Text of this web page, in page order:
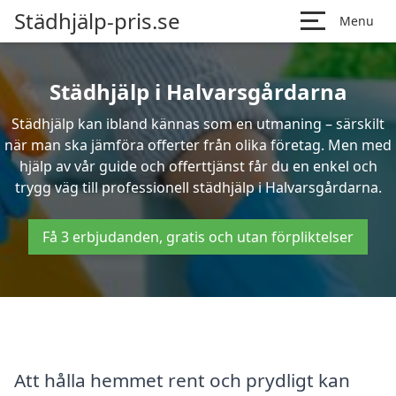
Städhjälp-pris.se Menu
Städhjälp i Halvarsgårdarna
Städhjälp kan ibland kännas som en utmaning – särskilt
när man ska jämföra offerter från olika företag. Men med
hjälp av vår guide och offerttjänst får du en enkel och
trygg väg till professionell städhjälp i Halvarsgårdarna.
Få 3 erbjudanden, gratis och utan förpliktelser
Att hålla hemmet rent och prydligt kan